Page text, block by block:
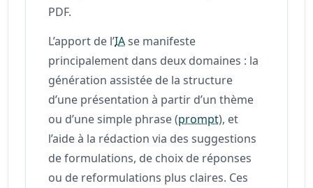
PDF.
L’apport de l’IAse manifeste
principalement dans deux domaines : la
génération assistée de la structure
d’une présentation à partir d’un thème
ou d’une simple phrase (prompt), et
l’aide à la rédaction via des suggestions
de formulations, de choix de réponses
ou de reformulations plus claires. Ces